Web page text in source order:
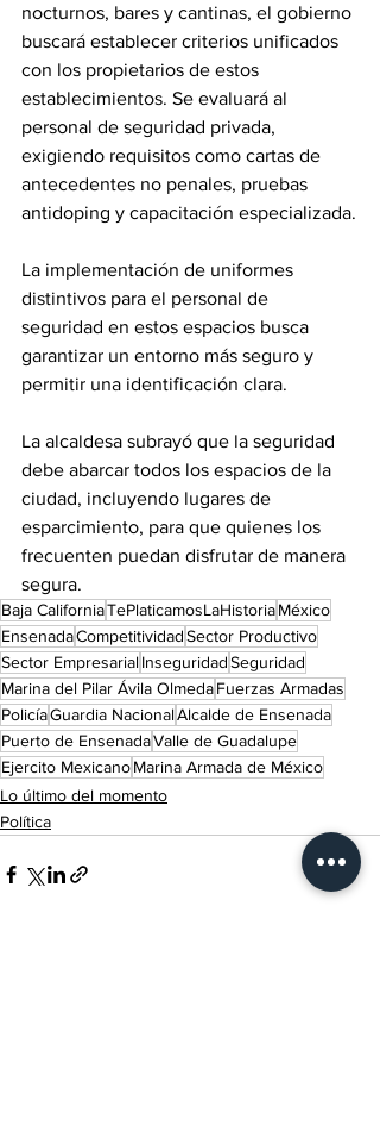
nocturnos, bares y cantinas, el gobierno
buscará establecer criterios unificados
con los propietarios de estos
establecimientos. Se evaluará al
personal de seguridad privada,
exigiendo requisitos como cartas de
antecedentes no penales, pruebas
antidoping y capacitación especializada.
La implementación de uniformes
distintivos para el personal de
seguridad en estos espacios busca
garantizar un entorno más seguro y
permitir una identificación clara.
La alcaldesa subrayó que la seguridad
debe abarcar todos los espacios de la
ciudad, incluyendo lugares de
esparcimiento, para que quienes los
frecuenten puedan disfrutar de manera
segura.
Baja CaliforniaTePlaticamosLaHistoriaMéxico
EnsenadaCompetitividadSector Productivo
Sector EmpresarialInseguridadSeguridad
Marina del Pilar Ávila OlmedaFuerzas Armadas
PolicíaGuardia NacionalAlcalde de Ensenada
Puerto de EnsenadaValle de Guadalupe
Ejercito MexicanoMarina Armada de México
Lo último del momento
Política